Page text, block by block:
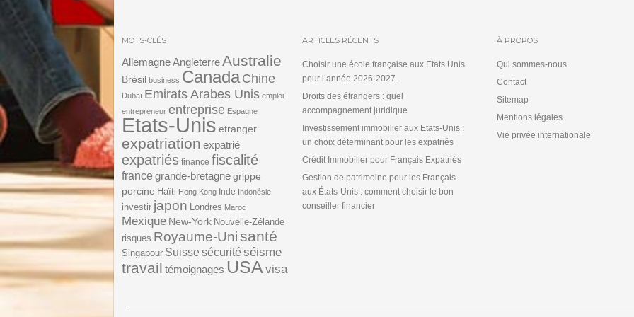
MOTS-CLÉS
AllemagneAngleterreAustralie
Brésil business CanadaChine
Dubaï Emirats Arabes Unis emploi
entrepreneur entreprise Espagne
Etats-Unis etranger
expatriation expatrié
expatriés finance fiscalité
france grande-bretagnegrippe
porcine Haïti Hong Kong Inde Indonésie
investir japon Londres Maroc
Mexique New-York Nouvelle-Zélande
risques Royaume-Unisanté
Singapour Suisse sécurité séisme
travail témoignages USA visa
ARTICLES RÉCENTS
Choisir une école française aux Etats Unis
pour l’année 2026-2027.
Droits des étrangers : quel
accompagnement juridique
Investissement immobilier aux Etats-Unis :
un choix déterminant pour les expatriés
Crédit Immobilier pour Français Expatriés
Gestion de patrimoine pour les Français
aux États-Unis : comment choisir le bon
conseiller financier
À PROPOS
Qui sommes-nous
Contact
Sitemap
Mentions légales
Vie privée internationale